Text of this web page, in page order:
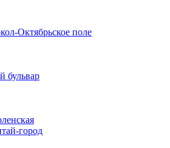
Октябрьское поле
бульвар
город